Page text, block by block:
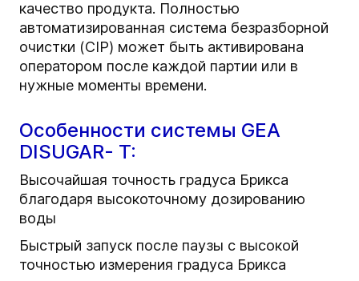
качество продукта. Полностью
автоматизированная система безразборной
очистки (CIP) может быть активирована
оператором после каждой партии или в
нужные моменты времени.
Особенности системы GEA
DISUGAR- T:
Высочайшая точность градуса Брикса
благодаря высокоточному дозированию
воды
Быстрый запуск после паузы с высокой
точностью измерения градуса Брикса